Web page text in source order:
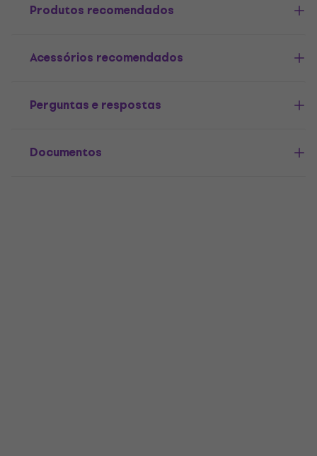
Produtos recomendados
Acessórios recomendados
Perguntas e respostas
Documentos